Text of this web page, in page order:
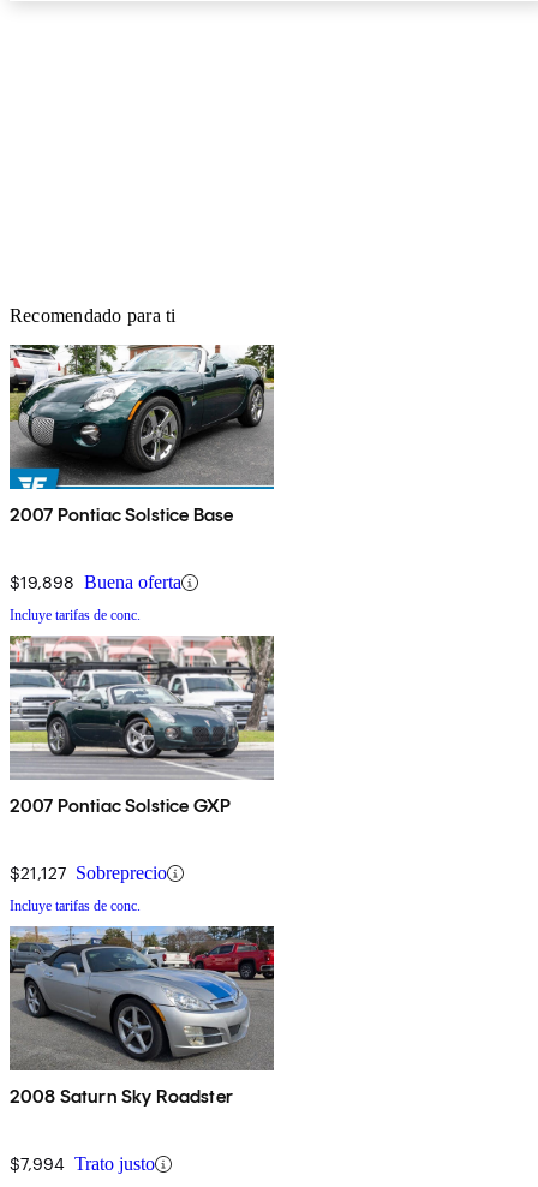
Recomendado para ti
2007 Pontiac Solstice Base
$19,898 Buena oferta
Incluye tarifas de conc.
2007 Pontiac Solstice GXP
$21,127 Sobreprecio
Incluye tarifas de conc.
2008 Saturn Sky Roadster
$7,994 Trato justo